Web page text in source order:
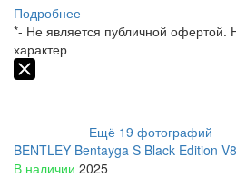
Подробнее
*- Не является публичной офертой.
характер
Ещё 19 фотографий
BENTLEY Bentayga S Black Edition V8
В наличии 2025